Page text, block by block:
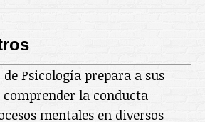
Psicología prepara a sus
la conducta
mentales en diversos